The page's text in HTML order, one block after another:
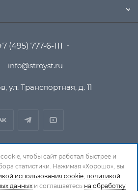
(495) 777-6-111
info@stroyst.ru
ул. Транспортная, д. 11
Все права защищены. При
ссылка на страницу-
чтобы сайт работал быстрее и
статистики. Нажимая «Хорошо», вы
использования cookie, политикой
данных и соглашаетесь на обработку